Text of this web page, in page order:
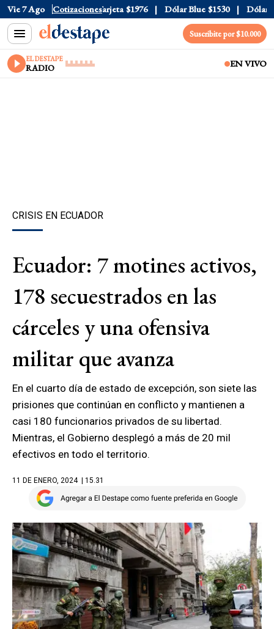
Vie 7 Ago Cotizaciones
$1520 Dólar Tarjeta $1976 Dólar Blue $1530 Dólar CCL
Suscribite por $10.000
EL DESTAPE
RADIO EN VIVO
CRISIS EN ECUADOR
Ecuador: 7 motines activos,
178 secuestrados en las
cárceles y una ofensiva
militar que avanza
En el cuarto día de estado de excepción, son siete las
prisiones que continúan en conflicto y mantienen a
casi 180 funcionarios privados de su libertad.
Mientras, el Gobierno desplegó a más de 20 mil
efectivos en todo el territorio.
11 DE ENERO, 2024 | 15.31